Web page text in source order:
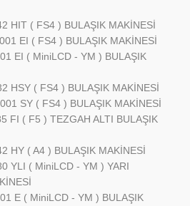
HIT ( FS4 ) BULAŞIK MAKİNESİ
EI ( FS4 ) BULAŞIK MAKİNESİ
EI ( MiniLCD - YM ) BULAŞIK
HSY ( FS4 ) BULAŞIK MAKİNESİ
SY ( FS4 ) BULAŞIK MAKİNESİ
FI ( F5 ) TEZGAH ALTI BULAŞIK
HY ( A4 ) BULAŞIK MAKİNESİ
YLI ( MiniLCD - YM ) YARI
E ( MiniLCD - YM ) BULAŞIK